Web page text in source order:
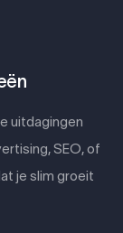
uitdagingen
SEO, of
je slim groeit